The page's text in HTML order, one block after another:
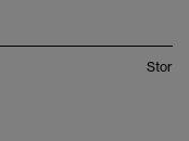
Stor